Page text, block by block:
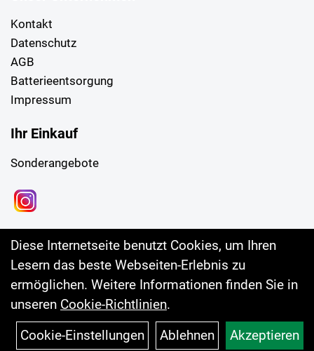
Kontakt
Datenschutz
AGB
Batterieentsorgung
Impressum
Ihr Einkauf
Sonderangebote
Diese Internetseite benutzt Cookies, um Ihren
Lesern das beste Webseiten-Erlebnis zu
ermöglichen. Weitere Informationen finden Sie in
unseren Cookie-Richtlinien.
Cookie-Einstellungen
Ablehnen Akzeptieren